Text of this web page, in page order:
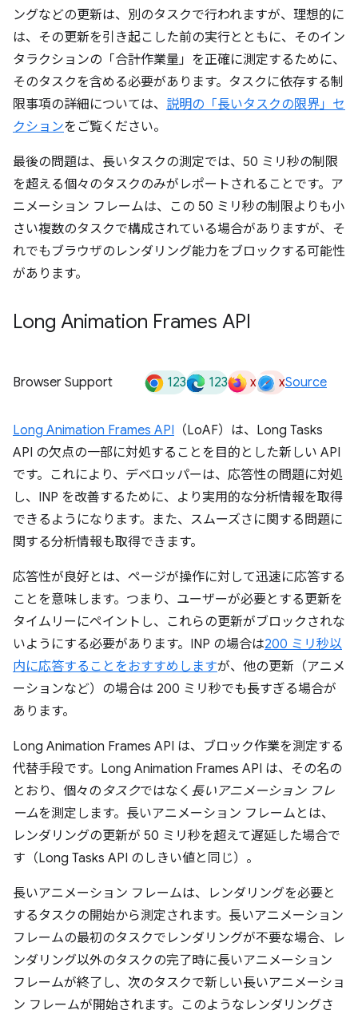
ングなどの更新は、別のタスクで行われますが、理想的に
は、その更新を引き起こした前の実行とともに、そのイン
タラクションの「合計作業量」を正確に測定するために、
そのタスクを含める必要があります。タスクに依存する制
限事項の詳細については、 説明の「長いタスクの限界」セ
クションをご覧ください。
最後の問題は、長いタスクの測定では、50 ミリ秒の制限
を超える個々のタスクのみがレポートされることです。ア
ニメーション フレームは、この 50 ミリ秒の制限よりも小
さい複数のタスクで構成されている場合がありますが、そ
れでもブラウザのレンダリング能力をブロックする可能性
があります。
Long Animation Frames API
Browser Support 123 123 x xSource
Long Animation Frames API （LoAF）は、Long Tasks
API の欠点の一部に対処することを目的とした新しい API
です。これにより、デベロッパーは、応答性の問題に対処
し、INP を改善するために、より実用的な分析情報を取得
できるようになります。また、スムーズさに関する問題に
関する分析情報も取得できます。
応答性が良好とは、ページが操作に対して迅速に応答する
ことを意味します。つまり、ユーザーが必要とする更新を
タイムリーにペイントし、これらの更新がブロックされな
いようにする必要があります。INP の場合は200 ミリ秒以
内に応答することをおすすめしますが、他の更新（アニメ
ーションなど）の場合は 200 ミリ秒でも長すぎる場合が
あります。
Long Animation Frames API は、ブロック作業を測定する
代替手段です。Long Animation Frames API は、その名の
とおり、個々の タスクではなく 長いアニメーション フレ
ームを測定します。長いアニメーション フレームとは、
レンダリングの更新が 50 ミリ秒を超えて遅延した場合で
す（Long Tasks API のしきい値と同じ）。
長いアニメーション フレームは、レンダリングを必要と
するタスクの開始から測定されます。長いアニメーション
フレームの最初のタスクでレンダリングが不要な場合、レ
ンダリング以外のタスクの完了時に長いアニメーション
フレームが終了し、次のタスクで新しい長いアニメーショ
ン フレームが開始されます。このようなレンダリングさ